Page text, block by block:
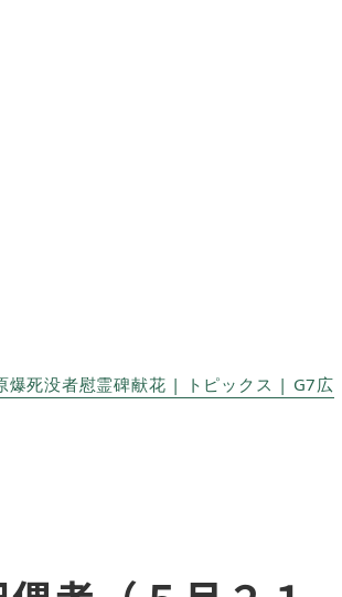
爆死没者慰霊碑献花 | トピックス | G7広